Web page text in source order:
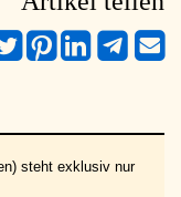
steht exklusiv nur